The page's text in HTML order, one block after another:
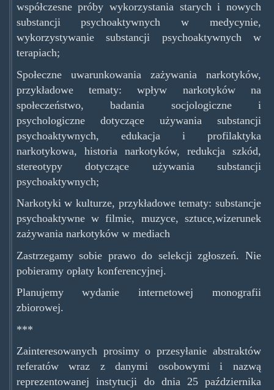
współczesne próby wykorzystania starych i nowych
substancji psychoaktywnych w medycynie,
wykorzystywanie substancji psychoaktywnych w
terapiach;
Społeczne uwarunkowania zażywania narkotyków,
przykładowe tematy: wpływ narkotyków na
społeczeństwo, badania socjologiczne i
psychologiczne dotyczące używania substancji
psychoaktywnych, edukacja i profilaktyka
narkotykowa, historia narkotyków, redukcja szkód,
stereotypy dotyczące używania substancji
psychoaktywnych;
Narkotyki w kulturze, przykładowe tematy: substancje
psychoaktywne w filmie, muzyce, sztuce,wizerunek
zażywania narkotyków w mediach
Zastrzegamy sobie prawo do selekcji zgłoszeń. Nie
pobieramy opłaty konferencyjnej.
Planujemy wydanie internetowej monografii
zbiorowej.
***
Zainteresowanych prosimy o przesyłanie abstraktów
referatów wraz z danymi osobowymi i nazwą
reprezentowanej instytucji do dnia 25 października